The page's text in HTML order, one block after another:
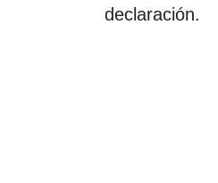
declaración.